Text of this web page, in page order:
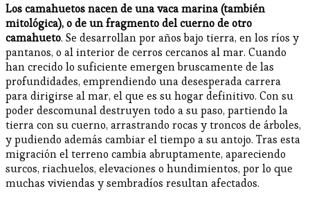
Los camahuetos nacen de una vaca marina (también
mitológica), o de un fragmento del cuerno de otro
camahueto. Se desarrollan por años bajo tierra, en los ríos y
pantanos, o al interior de cerros cercanos al mar. Cuando
han crecido lo suficiente emergen bruscamente de las
profundidades, emprendiendo una desesperada carrera
para dirigirse al mar, el que es su hogar definitivo. Con su
poder descomunal destruyen todo a su paso, partiendo la
tierra con su cuerno, arrastrando rocas y troncos de árboles,
y pudiendo además cambiar el tiempo a su antojo. Tras esta
migración el terreno cambia abruptamente, apareciendo
surcos, riachuelos, elevaciones o hundimientos, por lo que
muchas viviendas y sembradíos resultan afectados.